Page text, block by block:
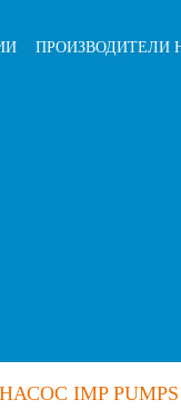
ПРОИЗВОДИТЕЛИ
IMP PUMPS